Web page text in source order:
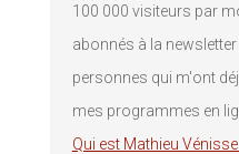
100 000 visiteurs par
abonnés à la
personnes qui m'ont
mes programmes en
Qui est Mathieu Vénisse